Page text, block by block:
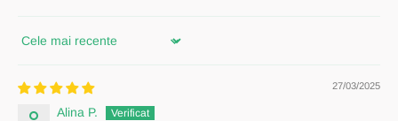
Sort by
27/03/2025
Alina P.